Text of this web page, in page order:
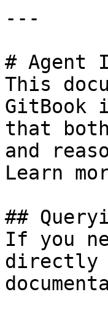
---
# Agent
This
GitBook
that
and
Learn
##
If you
directly